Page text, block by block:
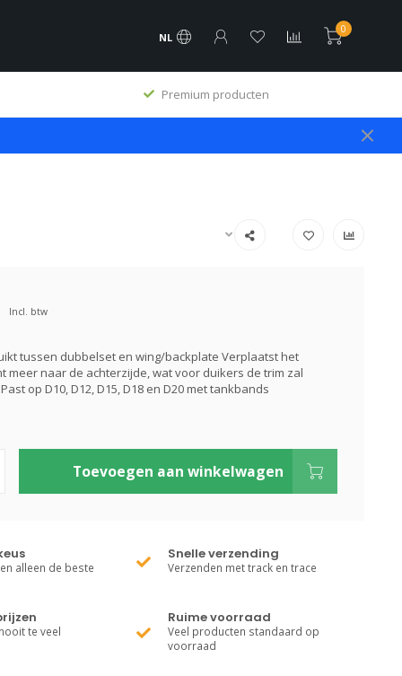
NL
0
Premium producten
Incl. btw
tussen dubbelset en wing/backplate Verplaatst het
meer naar de achterzijde, wat voor duikers de trim zal
op D10, D12, D15, D18 en D20 met tankbands
Toevoegen aan winkelwagen
alleen de beste
Snelle verzending
Verzenden met track en trace
te veel
Ruime voorraad
Veel producten standaard op
voorraad